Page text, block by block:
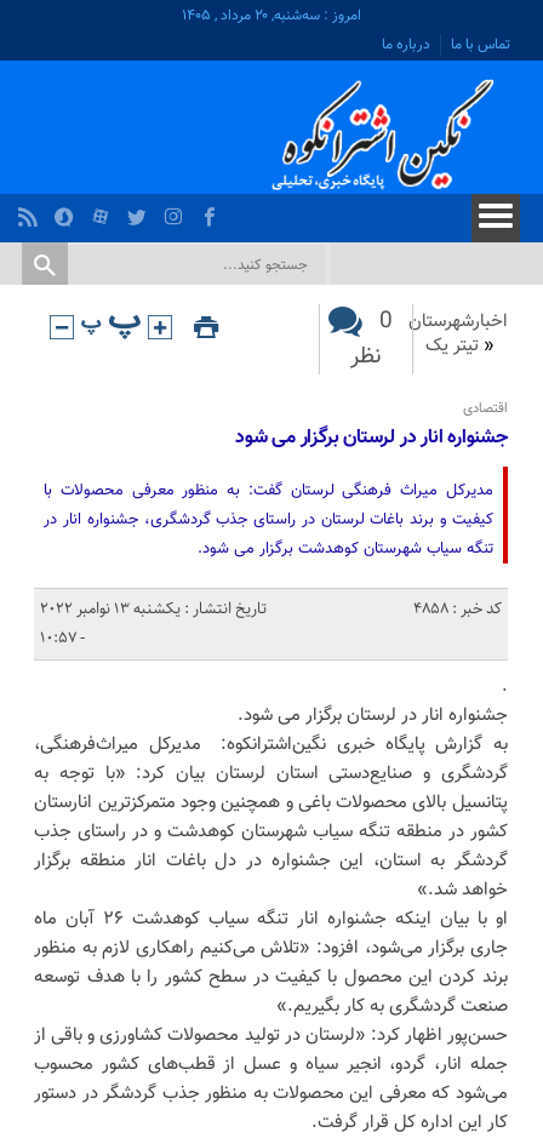
امروز : سه‌شنبه, ۲۰ مرداد , ۱۴۰۵
تماس با ما
درباره ما
اخبارشهرستان
« تیتر یک
0
نظر
اقتصادی
جشنواره انار در لرستان برگزار می شود
مدیرکل میراث فرهنگی لرستان گفت: به منظور معرفی محصولات با
کیفیت و برند باغات لرستان در راستای جذب گردشگری، جشنواره انار در
تنگه سیاب شهرستان کوهدشت برگزار می شود.
کد خبر : 4858
تاریخ انتشار : یکشنبه 13 نوامبر 2022
- 10:57
.
جشنواره انار در لرستان برگزار می شود.
به گزارش پایگاه خبری نگین‌اشترانکوه: مدیرکل میراث‌فرهنگی،
گردشگری و صنایع‌دستی استان لرستان بیان کرد: «با توجه به
پتانسیل بالای محصولات باغی و همچنین وجود متمرکزترین انارستان
کشور در منطقه تنگه سیاب شهرستان کوهدشت و در راستای جذب
گردشگر به استان، این جشنواره در دل باغات انار منطقه برگزار
خواهد شد.»
او با بیان اینکه جشنواره انار تنگه سیاب کوهدشت ۲۶ آبان ماه
جاری برگزار می‌شود، افزود: «تلاش می‌کنیم راهکاری لازم به منظور
برند کردن این محصول با کیفیت در سطح کشور را با هدف توسعه
صنعت گردشگری به کار بگیریم.»
حسن‌پور اظهار کرد: «لرستان در تولید محصولات کشاورزی و باقی از
جمله انار، گردو، انجیر سیاه و عسل از قطب‌های کشور محسوب
می‌شود که معرفی این محصولات به منظور جذب گردشگر در دستور
کار این اداره کل قرار گرفت.